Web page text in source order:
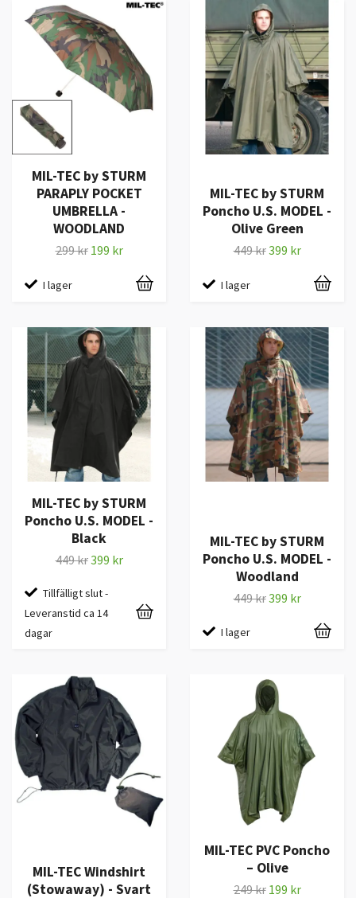
MIL-TEC by STURM
PARAPLY POCKET
UMBRELLA -
WOODLAND
299 kr 199 kr
I lager
MIL-TEC by STURM
Poncho U.S. MODEL -
Olive Green
449 kr399 kr
I lager
MIL-TEC by STURM
Poncho U.S. MODEL -
Black
449 kr399 kr
Tillfälligt slut -
Leveranstid ca 14
dagar
MIL-TEC by STURM
Poncho U.S. MODEL -
Woodland
449 kr399 kr
I lager
MIL-TEC Windshirt
(Stowaway) - Svart
MIL-TEC PVC Poncho
– Olive
249 kr 199 kr